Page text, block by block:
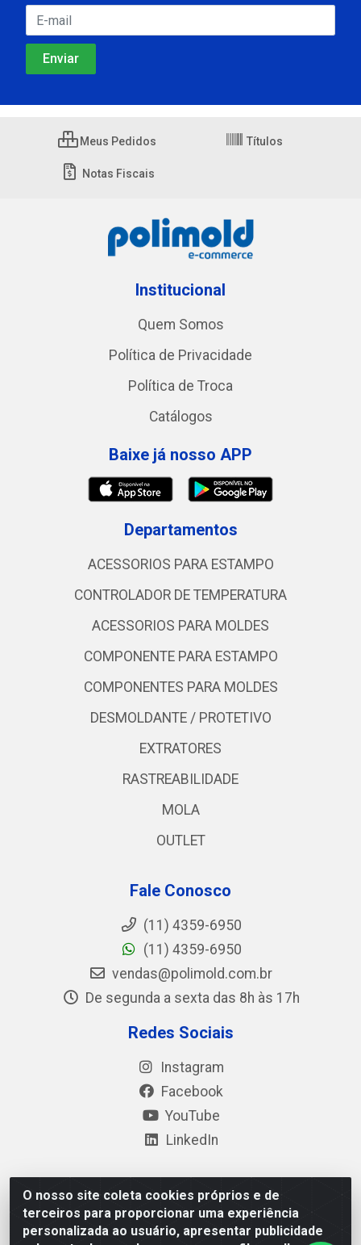
O nosso site coleta cookies próprios e de
terceiros para proporcionar uma experiência
personalizada ao usuário, apresentar publicidade
Meus Pedidos Títulos
Notas Fiscais
Institucional
Quem Somos
Política de Privacidade
Política de Troca
Catálogos
Baixe já nosso APP
Departamentos
ACESSORIOS PARA ESTAMPO
CONTROLADOR DE TEMPERATURA
ACESSORIOS PARA MOLDES
COMPONENTE PARA ESTAMPO
COMPONENTES PARA MOLDES
DESMOLDANTE / PROTETIVO
EXTRATORES
RASTREABILIDADE
MOLA
OUTLET
Fale Conosco
(11) 4359-6950
(11) 4359-6950
vendas@polimold.com.br
De segunda a sexta das 8h às 17h
Redes Sociais
Instagram
Facebook
YouTube
LinkedIn
Polimold Industrial Ltda - Estrada dos Casa, 4585 – São
Bernardo do Campo / SP – CEP: 09.840-000 - CNPJ
44.106.466/0001-41